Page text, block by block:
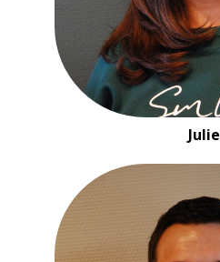
Julie